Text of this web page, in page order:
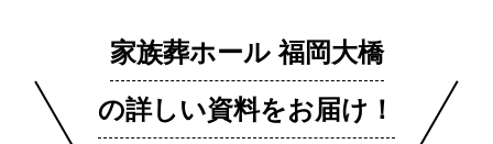
家族葬ホール 福岡大橋
の詳しい資料をお届け！